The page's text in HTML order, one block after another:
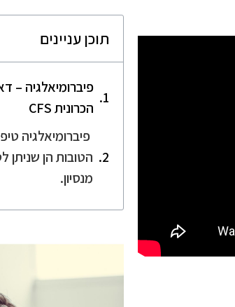
תוכן עניינים
פיברומיאלגיה –
הכרונית CFS
פיברומיאלגיה
הטובות הן שניתן
מנסיון.